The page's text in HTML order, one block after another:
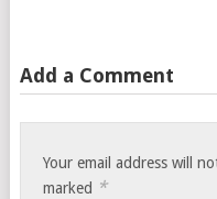
Add a Comment
Your email address will
marked *